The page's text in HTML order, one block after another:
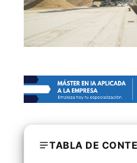
TABLA DE